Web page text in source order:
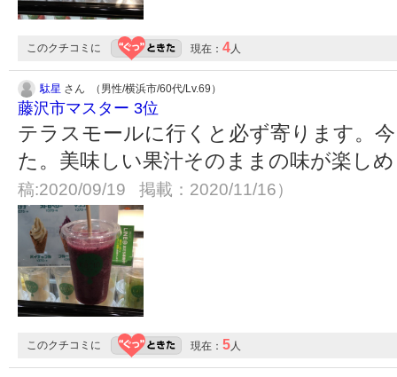
このクチコミに 現在： 4 人
駄星 さん （男性/横浜市/60代/Lv.69）
藤沢市マスター 3位
テラスモールに行くと必ず寄ります。
た。美味しい果汁そのままの味が楽し
稿:2020/09/19 掲載：2020/11/16）
このクチコミに 現在： 5 人